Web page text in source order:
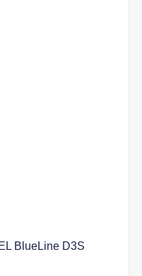
BlueLine D3S